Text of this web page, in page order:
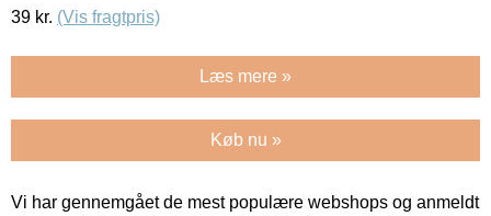
39 kr. (Vis fragtpris)
Læs mere »
Køb nu »
Vi har gennemgået de mest populære webshops og anmeldt